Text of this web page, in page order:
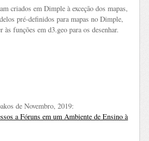
criados em Dimple à exceção dos mapas,
pré-definidos para mapas no Dimple,
às funções em d3.geo para os desenhar.
de Novembro, 2019:
a Fóruns em um Ambiente de Ensino à